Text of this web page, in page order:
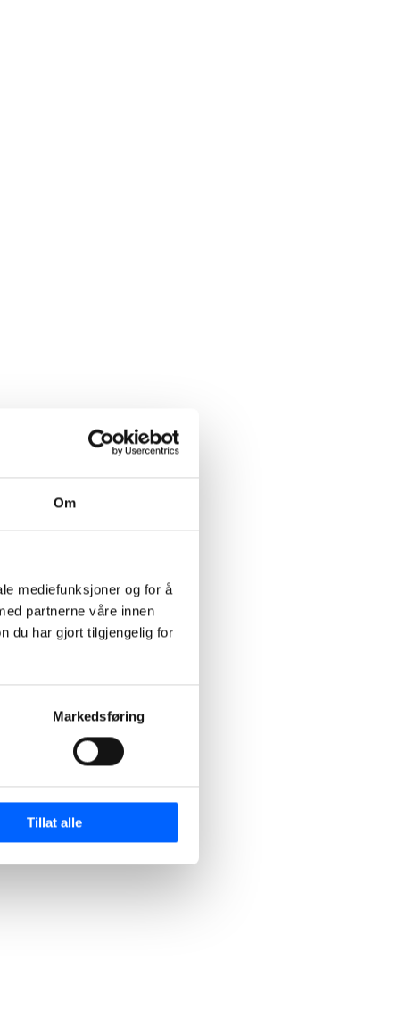
Om
mediefunksjoner og for å
partnerne våre innen
du har gjort tilgjengelig for
Markedsføring
Tillat alle